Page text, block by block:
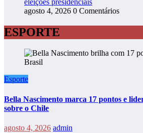
agosto 4, 2026 0 Comentários
ESPORTE
Esporte
Bella Nascimento marca 17 pontos e
sobre o Chile
agosto 4, 2026 admin